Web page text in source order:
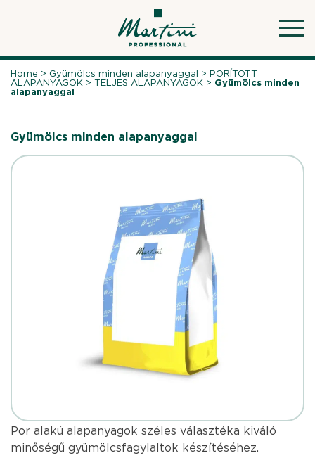
Home > Gyümölcs minden alapanyaggal >PORÍTOTT
ALAPANYAGOK >TELJES ALAPANYAGOK > Gyümölcs minden
alapanyaggal
Gyümölcs minden alapanyaggal
Por alakú alapanyagok széles választéka kiváló
minőségű gyümölcsfagylaltok készítéséhez.